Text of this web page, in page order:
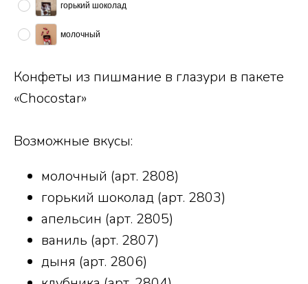
горький шоколад
молочный
Конфеты из пишмание в глазури в пакете
«Chocostar»
Возможные вкусы:
молочный (арт. 2808)
горький шоколад (арт. 2803)
апельсин (арт. 2805)
ваниль (арт. 2807)
дыня (арт. 2806)